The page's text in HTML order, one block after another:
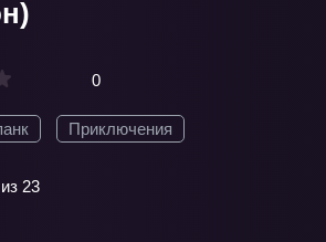
0
Приключения
23